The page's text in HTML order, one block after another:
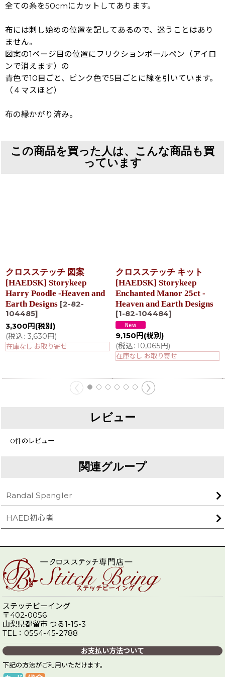
全ての糸を50cmにカットしてあります。
布には刺し始めの位置を記してあるので、迷うことはあり
ません。
図案の1ページ目の位置にフリクションボールペン（アイロ
ンで消えます）の
青色で10目ごと、ピンク色で5目ごとに線を引いています。
（４マスほど）
布の縁かがり済み。
この商品を買った人は、こんな商品も買
っています
クロスステッチ 図案
[HAEDSK] Storykeep
Harry Poodle -Heaven and
Earth Designs [2-82-
104485]
3,300 円 (税別)
(税込: 3,630円)
在庫なし お取り寄せ
クロスステッチ キット
[HAEDSK] Storykeep
Enchanted Manor 25ct -
Heaven and Earth Designs
[1-82-104484]
9,150 円 (税別)
(税込: 10,065円)
在庫なし お取り寄せ
レビュー
0件のレビュー
関連グループ
Randal Spangler
HAED初心者
ステッチビーイング
〒402-0056
山梨県都留市 つる1-15-3
TEL：0554-45-2788
お支払い方法ついて
下記の方法がご利用いただけます。